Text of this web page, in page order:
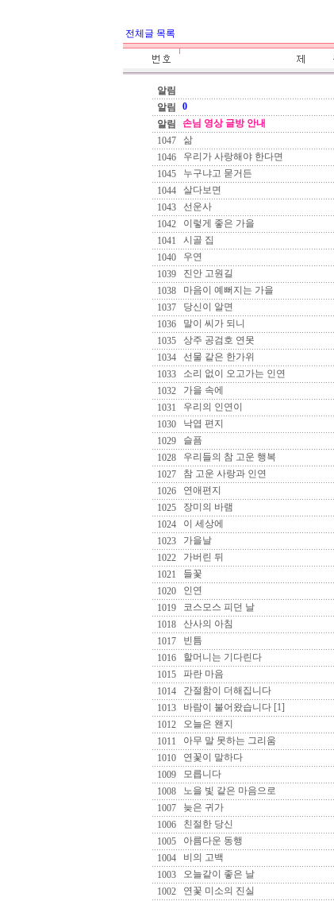
전체글 목록
알림
알림
0
알림
손님 영상 글방 안내
1047
삶
1046
우리가 사랑해야 한다면
1045
누구냐고 묻거든
1044
살다보면
1043
선운사
1042
이렇게 좋은 가을
1041
시골 집
1040
우연
1039
진안 고원길
1038
마음이 예뻐지는 가을
1037
당신이 알면
1036
말이 씨가 되니
1035
상주 공검호 연못
1034
선물 같은 한가위
1033
소리 없이 오고가는 인연
1032
가을 속에
1031
우리의 인연이
1030
낙엽 편지
1029
슬픔
1028
우리들의 참 고운 행복
1027
참 고운 사랑과 인연
1026
연애편지
1025
장미의 바램
1024
이 세상에
1023
가을날
1022
가버린 뒤
1021
들꽃
1020
인연
1019
코스모스 피던 날
1018
산사의 아침
1017
빈틈
1016
할머니는 기다린다
1015
파란 마음
1014
간절함이 더해집니다
1013
바람이 불어왔습니다 [1]
1012
오늘은 왠지
1011
아무 말 못하는 그리움
1010
연꽃이 말하다
1009
모릅니다
1008
노을 빛 같은 마음으로
1007
늦은 귀가
1006
친절한 당신
1005
아름다운 동행
1004
비의 고백
1003
오늘같이 좋은 날
1002
연꽃 미소의 진실